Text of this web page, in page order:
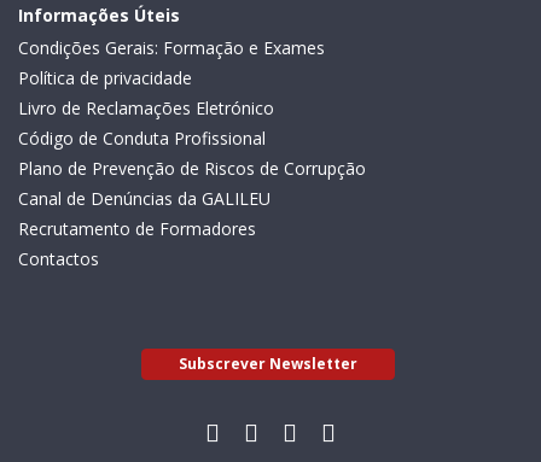
Informações Úteis
Condições Gerais: Formação e Exames
Política de privacidade
Livro de Reclamações Eletrónico
Código de Conduta Profissional
Plano de Prevenção de Riscos de Corrupção
Canal de Denúncias da GALILEU
Recrutamento de Formadores
Contactos
Subscrever Newsletter